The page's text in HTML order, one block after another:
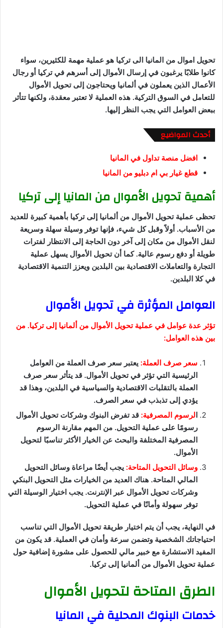
تحويل اموال من المانيا الى تركيا هو عملية مهمة للكثيرين، سواء
كانوا طلابًا يرغبون في إرسال الأموال إلى أسرهم في تركيا أو رجال
الأعمال الذين يعملون في ألمانيا ويحتاجون إلى تحويل الأموال
للتعامل في السوق التركية. هذه العملية لا تعتبر معقدة، ولكنها تتأثر
ببعض العوامل التي يجب النظر إليها.
أحدث المواضيع
افضل منصة تداول في المانيا
قطع غيار بي ام دبليو من المانيا
أهمية تحويل الأموال من المانيا إلى تركيا
تحظى عملية تحويل الأموال من ألمانيا إلى تركيا بأهمية كبيرة للعديد
من الأسباب. أولاً وقبل كل شيء، فإنها توفر وسيلة سهلة وسريعة
لنقل الأموال من مكان إلى آخر دون الحاجة إلى الانتظار لفترات
طويلة أو دفع رسوم عالية. كما أن تحويل الأموال يسهل عملية
التجارة والتعاملات الاقتصادية بين البلدين ويعزز التنمية الاقتصادية
في كلا البلدين.
العوامل المؤثرة في تحويل الأموال
تؤثر عدة عوامل في عملية تحويل الأموال من ألمانيا إلى تركيا. من
بين هذه العوامل:
سعر صرف العملة: يعتبر سعر صرف العملة من العوامل
الرئيسية التي تؤثر في تحويل الأموال. قد يتأثر سعر صرف
العملة بالتقلبات الاقتصادية والسياسية في البلدين، وهذا قد
يؤدي إلى تذبذب في سعر الصرف.
الرسوم المصرفية: قد تفرض البنوك وشركات تحويل الأموال
رسومًا على عملية التحويل. من المهم مقارنة الرسوم
المصرفية المختلفة والبحث عن الخيار الأكثر تناسبًا لتحويل
الأموال.
وسائل التحويل المتاحة: يجب أيضًا مراعاة وسائل التحويل
المالي المتاحة. هناك العديد من الخيارات مثل التحويل البنكي
وشركات تحويل الأموال عبر الإنترنت. يجب اختيار الوسيلة التي
توفر سهولة وأمانًا في عملية التحويل.
في النهاية، يجب أن يتم اختيار طريقة تحويل الأموال التي تناسب
احتياجاتك الشخصية وتضمن سرعة وأمان في العملية. قد يكون من
المفيد الاستشارة مع خبير مالي للحصول على مشورة إضافية حول
عملية تحويل الأموال من ألمانيا إلى تركيا.
الطرق المتاحة لتحويل الأموال
خدمات البنوك المحلية في المانيا